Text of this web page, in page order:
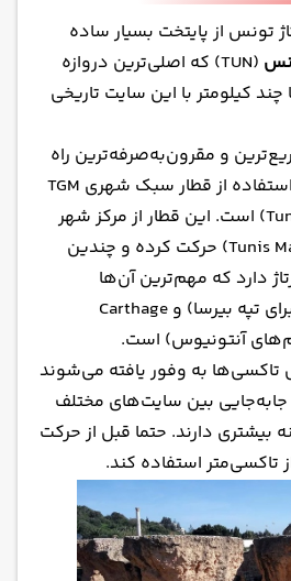
تونس از پایتخت بسیار ساده
(TUN) که اصلی‌ترین دروازه
کیلومتر با این سایت تاریخی
و مقرون‌به‌صرفه‌ترین راه
برای رسیدن به کارتاژ، استفاده از قطار سبک شهری TGM
(Tunis-Goulette-Marsa) است. این قطار از مرکز شهر
تونس (ایستگاه Tunis Marine) حرکت کرده و چندین
دارد که مهم‌ترین آن‌ها
Carthage Hannibal (برای تپه بیرسا) و Carthage
به وفور یافته می‌شوند
جابه‌جایی بین سایت‌های مختلف
بیشتری دارند. حتما قبل از حرکت
تاکسی‌متر استفاده کند.